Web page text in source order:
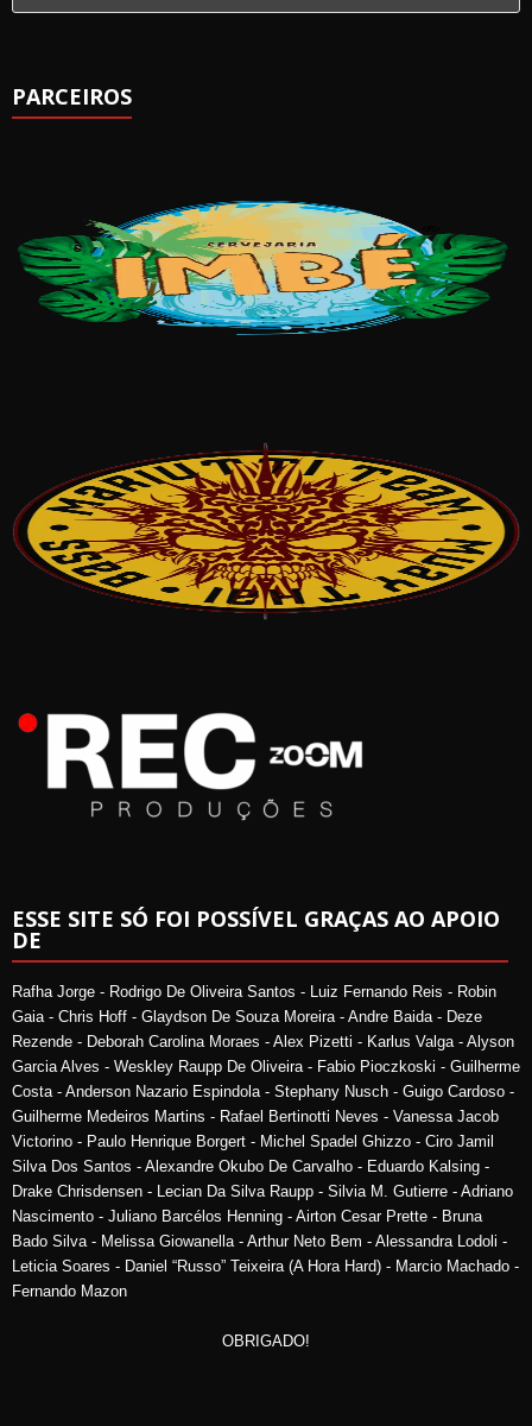
PARCEIROS
ESSE SITE SÓ FOI POSSÍVEL GRAÇAS AO APOIO
DE
Rafha Jorge - Rodrigo De Oliveira Santos - Luiz Fernando Reis - Robin
Gaia - Chris Hoff - Glaydson De Souza Moreira - Andre Baida - Deze
Rezende - Deborah Carolina Moraes - Alex Pizetti - Karlus Valga - Alyson
Garcia Alves - Weskley Raupp De Oliveira - Fabio Pioczkoski - Guilherme
Costa - Anderson Nazario Espindola - Stephany Nusch - Guigo Cardoso -
Guilherme Medeiros Martins - Rafael Bertinotti Neves - Vanessa Jacob
Victorino - Paulo Henrique Borgert - Michel Spadel Ghizzo - Ciro Jamil
Silva Dos Santos - Alexandre Okubo De Carvalho - Eduardo Kalsing -
Drake Chrisdensen - Lecian Da Silva Raupp - Silvia M. Gutierre - Adriano
Nascimento - Juliano Barcélos Henning - Airton Cesar Prette - Bruna
Bado Silva - Melissa Giowanella - Arthur Neto Bem - Alessandra Lodoli -
Leticia Soares - Daniel “Russo” Teixeira (A Hora Hard) - Marcio Machado -
Fernando Mazon
OBRIGADO!